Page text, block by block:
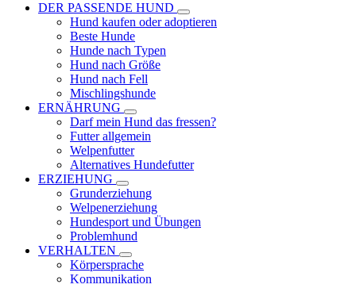
DER PASSENDE HUND
Hund kaufen oder adoptieren
Beste Hunde
Hunde nach Typen
Hund nach Größe
Hund nach Fell
Mischlingshunde
ERNÄHRUNG
Darf mein Hund das fressen?
Futter allgemein
Welpenfutter
Alternatives Hundefutter
ERZIEHUNG
Grunderziehung
Welpenerziehung
Hundesport und Übungen
Problemhund
VERHALTEN
Körpersprache
Kommunikation